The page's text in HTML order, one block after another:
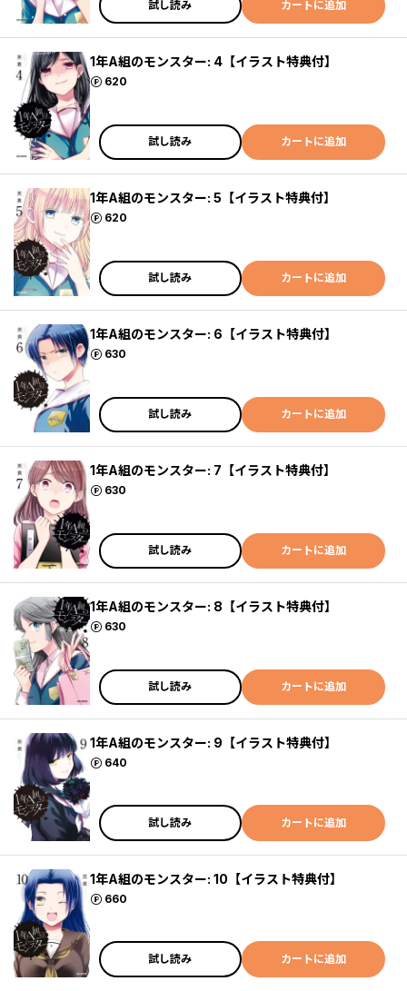
試し読み カートに追加
1年A組のモンスター: 4【イラスト特典付】
620
ポイント
試し読み カートに追加
1年A組のモンスター: 5【イラスト特典付】
620
ポイント
試し読み カートに追加
1年A組のモンスター: 6【イラスト特典付】
630
ポイント
試し読み カートに追加
1年A組のモンスター: 7【イラスト特典付】
630
ポイント
試し読み カートに追加
1年A組のモンスター: 8【イラスト特典付】
630
ポイント
試し読み カートに追加
1年A組のモンスター: 9【イラスト特典付】
640
ポイント
試し読み カートに追加
1年A組のモンスター: 10【イラスト特典付】
660
ポイント
試し読み カートに追加